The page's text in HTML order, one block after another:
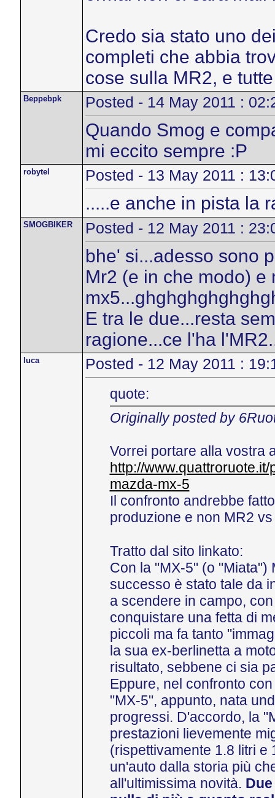
Credo sia stato uno
completi che abbia
cose sulla MR2, e
Beppebpk Posted - 14 May 2011 :
Quando Smog e
mi eccito sempre :P
robytel Posted - 13 May 2011 :
.....e anche in pista la
SMOGBIKER Posted - 12 May 2011 :
bhe' si...adesso sono
Mr2 (e in che modo) e
E tra le due...resta
ragione...ce l'ha
luca Posted - 12 May 2011 :
quote:
Originally posted by
Vorrei portare alla vostra
http://
mazda-mx-5
Il confronto andrebbe
produzione e non MR2
Tratto dal sito linkato:
Con la "MX-5" (o "Miata")
successo è stato tale da
a scendere in campo,
conquistare una fetta di
piccoli ma fa tanto
la sua ex-berlinetta a
risultato, sebbene ci sia
Eppure, nel confronto
"MX-5", appunto, nata
progressi. D'accordo, la
prestazioni lievemente
(rispettivamente 1.8 litri
un'auto dalla storia più
all'ultimissima novità.